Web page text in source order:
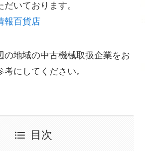
いております。
報百貨店
の地域の中古機械取扱企業をお
にしてください。
目次